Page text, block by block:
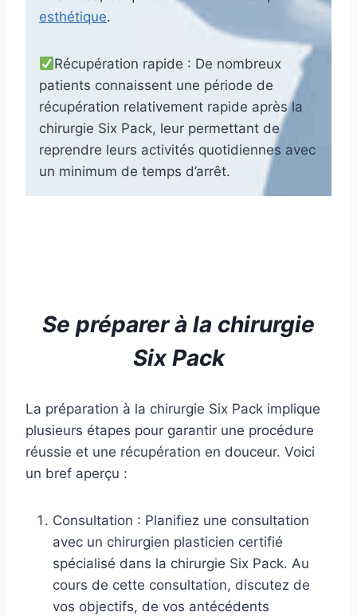
esthétique.
Récupération rapide : De nombreux
patients connaissent une période de
récupération relativement rapide après la
chirurgie Six Pack, leur permettant de
reprendre leurs activités quotidiennes avec
un minimum de temps d’arrêt.
Se préparer à la chirurgie
Six Pack
La préparation à la chirurgie Six Pack implique
plusieurs étapes pour garantir une procédure
réussie et une récupération en douceur. Voici
un bref aperçu :
Consultation : Planifiez une consultation
avec un chirurgien plasticien certifié
spécialisé dans la chirurgie Six Pack. Au
cours de cette consultation, discutez de
vos objectifs, de vos antécédents